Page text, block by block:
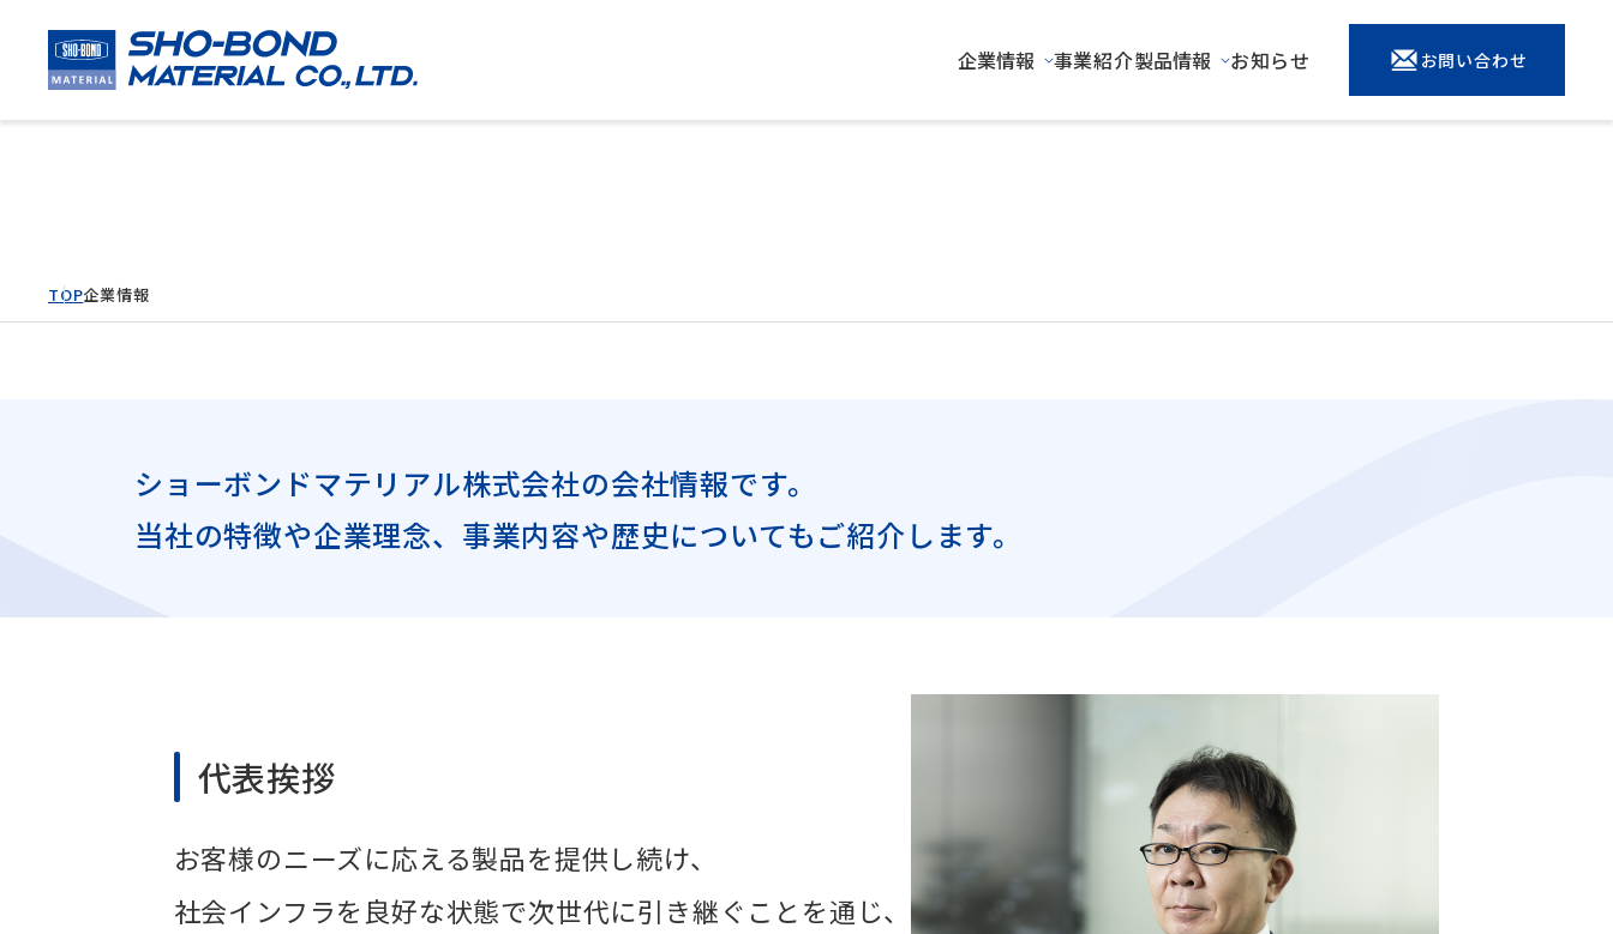
企業情報 事業紹介製品情報 お知らせ お問い合わせ
TOP企業情報
ショーボンドマテリアル株式会社の会社情報です。
当社の特徴や企業理念、事業内容や歴史についてもご紹介します。
代表挨拶
お客様のニーズに応える製品を提供し続け、
社会インフラを良好な状態で次世代に引き継ぐことを通じ、